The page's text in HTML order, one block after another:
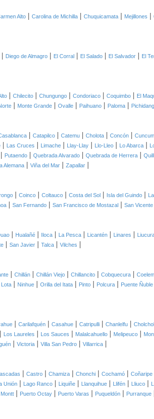
Alto | Carolina de Michilla | Chuquicamata | Mejillones |
| Diego de Almagro | El Corral | El Salado | El Salvador | El
| Chilecito | Chungungo | Condoriaco | Coquimbo | El
| Monte Grande | Ovalle | Paihuano | Paloma |
| Catapilco | Catemu | Cholota | Concón |
| Las Cruces | Limache | Llay-Llay | Llo-Lleo | Lo Abarca |
| Putaendo | Quebrada Alvarado | Quebrada de Herrera |
Alemana | Viña del Mar | Zapallar |
| Coinco | Coltauco | Costa del Sol | Isla del Guindo |
| San Fernando | San Francisco de Mostazal | San Vicente
| Hualañé | Iloca | La Pesca | Licantén | Linares |
| San Javier | Talca | Vilches |
| Chillán | Chillán Viejo | Chillancito | Cobquecura |
Lota | Ninhue | Orilla del Itata | Pinto | Polcura | Puente Ñuble
| Carilafquén | Casahue | Catripulli | Chanlelfu | Cholchol
| Los Laureles | Los Sauces | Malalcahuello | Melipeuco |
| Victoria | Villa San Pedro | Villarrica |
| Castro | Chamiza | Chonchi | Cochamó | Coñaripe
Unión | Lago Ranco | Liquiñe | Llanquihue | Llifén | Lliuco |
| Puerto Octay | Puerto Varas | Puqueldón | Purranque